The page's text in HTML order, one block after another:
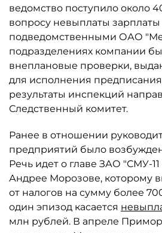
ведомство поступило около
вопросу невыплаты
подведомственными ОАО
подразделениях компании
внеплановые проверки,
для исполнения
результаты инспекций
Следственный комитет.
Ранее в отношении
предприятий было
Речь идет о главе ЗАО "СМУ-
Андрее Морозове, которому
от налогов на сумму более
один эпизод касается
млн рублей. В апреле